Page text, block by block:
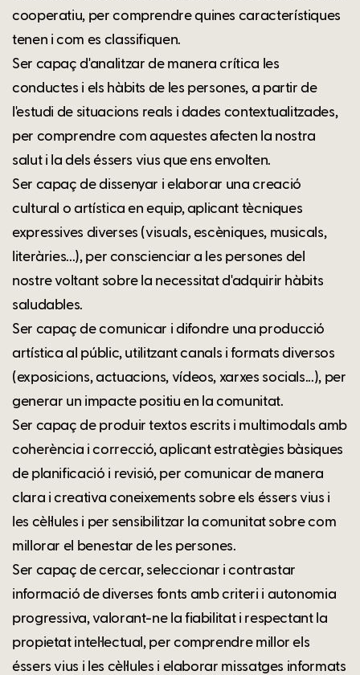
cooperatiu, per comprendre quines característiques
tenen i com es classifiquen.
Ser capaç d'analitzar de manera crítica les
conductes i els hàbits de les persones, a partir de
l'estudi de situacions reals i dades contextualitzades,
per comprendre com aquestes afecten la nostra
salut i la dels éssers vius que ens envolten.
Ser capaç de dissenyar i elaborar una creació
cultural o artística en equip, aplicant tècniques
expressives diverses (visuals, escèniques, musicals,
literàries...), per conscienciar a les persones del
nostre voltant sobre la necessitat d'adquirir hàbits
saludables.
Ser capaç de comunicar i difondre una producció
artística al públic, utilitzant canals i formats diversos
(exposicions, actuacions, vídeos, xarxes socials...), per
generar un impacte positiu en la comunitat.
Ser capaç de produir textos escrits i multimodals amb
coherència i correcció, aplicant estratègies bàsiques
de planificació i revisió, per comunicar de manera
clara i creativa coneixements sobre els éssers vius i
les cèl·lules i per sensibilitzar la comunitat sobre com
millorar el benestar de les persones.
Ser capaç de cercar, seleccionar i contrastar
informació de diverses fonts amb criteri i autonomia
progressiva, valorant-ne la fiabilitat i respectant la
propietat intel·lectual, per comprendre millor els
éssers vius i les cèl·lules i elaborar missatges informats